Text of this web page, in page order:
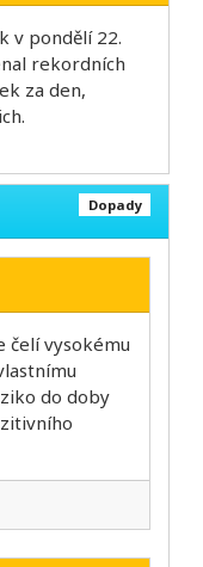
v pondělí 22.
rekordních
za den,
Dopady
čelí vysokému
do doby